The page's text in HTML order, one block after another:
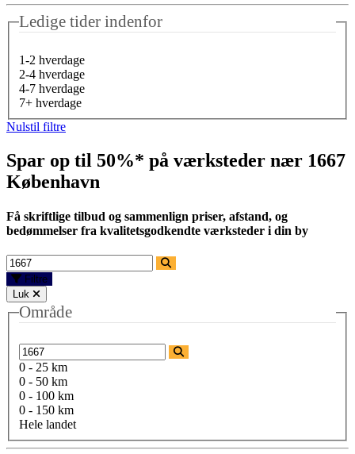
Ledige tider indenfor
1-2 hverdage
2-4 hverdage
4-7 hverdage
7+ hverdage
Nulstil filtre
Spar op til 50%* på værksteder nær 1667
København
Få skriftlige tilbud og sammenlign priser, afstand, og
bedømmelser fra kvalitetsgodkendte værksteder i din by
Filtre
Luk
Område
0 - 25 km
0 - 50 km
0 - 100 km
0 - 150 km
Hele landet